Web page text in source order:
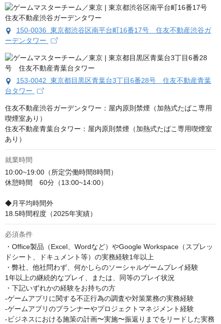
150-0036 東京都渋谷区南平台町16番17号 住友不動産渋谷ガ
ーデンタワー
153-0042 東京都目黒区青葉台3丁目6番28号 住友不動産青葉
台タワー
住友不動産渋谷ガーデンタワー：屋内原則禁煙（加熱式たばこ専用
喫煙室あり）
住友不動産青葉台タワー：屋内原則禁煙（加熱式たばこ専用喫煙室
あり）
就業時間
10:00~19:00（所定労働時間8時間）
休憩時間　60分（13:00~14:00）
◆月平均時間外
18.5時間程度（2025年実績）
必須条件
・Office製品（Excel、Wordなど）やGoogle Workspace（スプレッ
ドシート、ドキュメント等）の実務経験1年以上
・弊社、他社問わず、何かしらのソーシャルゲームプレイ経験
1年以上の継続的なプレイ、または、同等のプレイ状況
・下記いずれかの経験をお持ちの方
-ゲームアプリに関する不正行為の調査や対策業務の実務経験
-ゲームアプリのプランナーやプロジェクトマネジメント経験
-ビジネスにおける施策の計画〜実施〜振返りまでをリードした実務